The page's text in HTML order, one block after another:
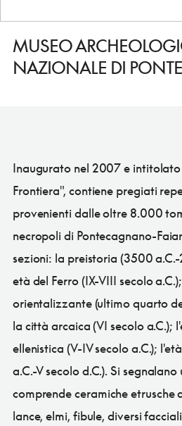
MUSEO
NAZIONALE DI
Inaugurato nel 2007 e intitolato
Frontiera", contiene pregiati
provenienti dalle oltre 8.000
necropoli di Pontecagnano-
sezioni: la preistoria (3500
età del Ferro (IX-VIII secolo
orientalizzante (ultimo quarto
la città arcaica (VI secolo a.C.);
ellenistica (V-IV secolo a.C.);
a.C.-V secolo d.C.). Si
comprende ceramiche etrusche
lance, elmi, fibule, diversi